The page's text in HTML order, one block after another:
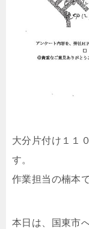
大分片付け１１
す。
作業担当の楠本で
本日は、国東市